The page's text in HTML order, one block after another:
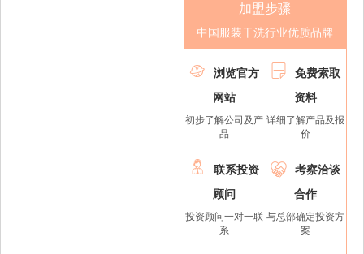
加盟步骤
中国服装干洗行业优质品牌

浏览官方
网站
初步了解公司及产
品

免费索取
资料
详细了解产品及报
价

联系投资
顾问
投资顾问一对一联
系

考察洽谈
合作
与总部确定投资方
案